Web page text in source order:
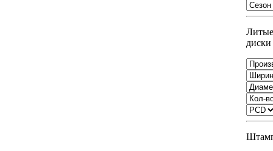
Литые
диски